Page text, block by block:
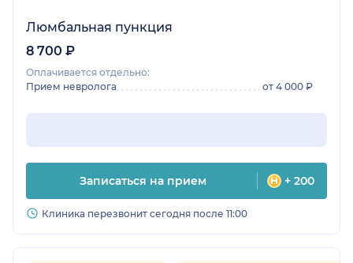
Люмбальная пункция
8 700 ₽
Оплачивается отдельно:
Прием невролога
от 4 000 ₽
Записаться на прием + 200
Клиника перезвонит сегодня после 11:00